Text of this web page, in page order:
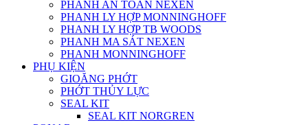
PHANH AN TOÀN NEXEN
PHANH LY HỢP MONNINGHOFF
PHANH LY HỢP TB WOODS
PHANH MA SÁT NEXEN
PHANH MONNINGHOFF
PHỤ KIỆN
GIOĂNG PHỚT
PHỚT THỦY LỰC
SEAL KIT
SEAL KIT NORGREN